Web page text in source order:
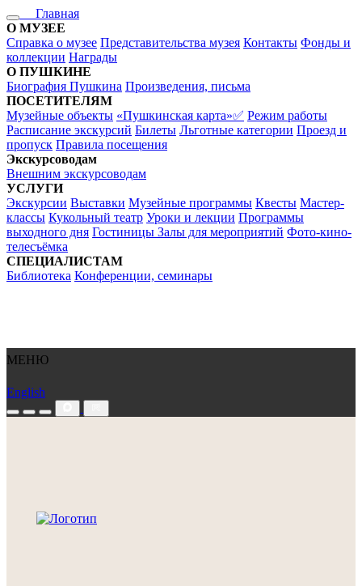
Главная
О МУЗЕЕ
Справка о музее Представительства музея Контакты Фонды и
коллекции Награды
О ПУШКИНЕ
Биография Пушкина Произведения, письма
ПОСЕТИТЕЛЯМ
Музейные объекты «Пушкинская карта»✅ Режим работы
Расписание экскурсий Билеты Льготные категории Проезд и
пропуск Правила посещения
Экскурсоводам
Внешним экскурсоводам
УСЛУГИ
Экскурсии Выставки Музейные программы Квесты Мастер-
классы Кукольный театр Уроки и лекции Программы
выходного дня Гостиницы Залы для мероприятий Фото-кино-
телесъёмка
СПЕЦИАЛИСТАМ
Библиотека Конференции, семинары
МЕНЮ
English